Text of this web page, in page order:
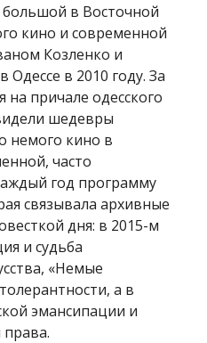
в Восточной
кино и современной
Козленко и
в 2010 году. За
на причале одесского
шедевры
немого кино в
часто
год программу
связывала архивные
дня: в 2015-м
и судьба
«Немые
а в
эмансипации и